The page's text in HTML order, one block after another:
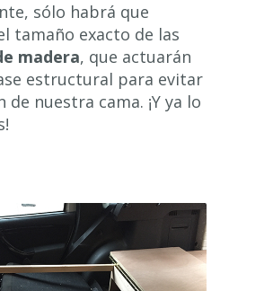
sólo habrá que
tamaño exacto de las
madera, que actuarán
estructural para evitar
de nuestra cama. ¡Y ya lo